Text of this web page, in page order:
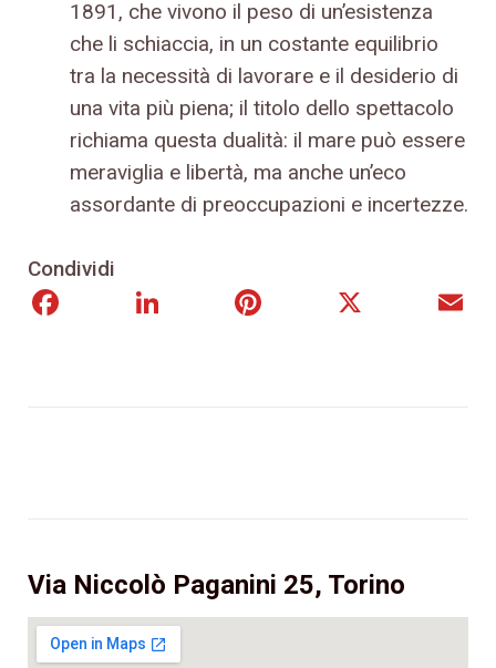
1891, che vivono il peso di un’esistenza
che li schiaccia, in un costante equilibrio
tra la necessità di lavorare e il desiderio di
una vita più piena; il titolo dello spettacolo
richiama questa dualità: il mare può essere
meraviglia e libertà, ma anche un’eco
assordante di preoccupazioni e incertezze.
Condividi
FacebookLinkedIn Pinterest
Via Niccolò Paganini 25, Torino